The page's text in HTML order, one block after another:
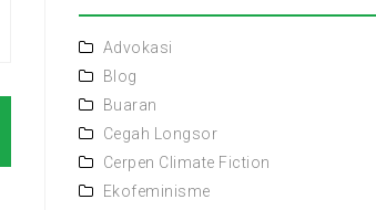
Advokasi
Blog
Buaran
Cegah Longsor
Cerpen Climate Fiction
Ekofeminisme